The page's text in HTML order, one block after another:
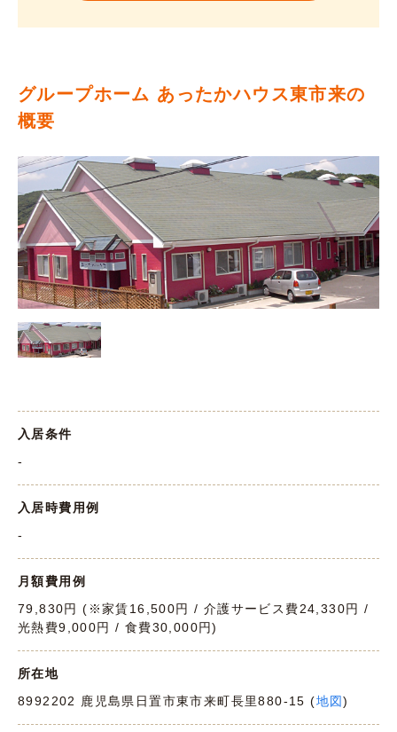
グループホーム あったかハウス東市来の
概要
入居条件
-
入居時費用例
-
月額費用例
79,830円 (※家賃16,500円 / 介護サービス費24,330円 /
光熱費9,000円 / 食費30,000円)
所在地
8992202 鹿児島県日置市東市来町長里880-15 (地図)